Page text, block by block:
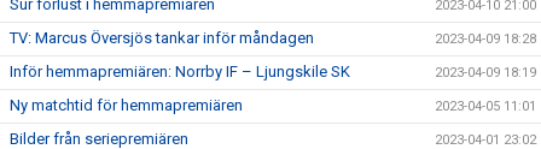
Sur förlust i hemmapremiären 2023-04-10 21:00
TV: Marcus Översjös tankar inför måndagen 2023-04-09 18:28
Inför hemmapremiären: Norrby IF – Ljungskile SK 2023-04-09 18:19
Ny matchtid för hemmapremiären 2023-04-05 11:01
Bilder från seriepremiären 2023-04-01 23:02